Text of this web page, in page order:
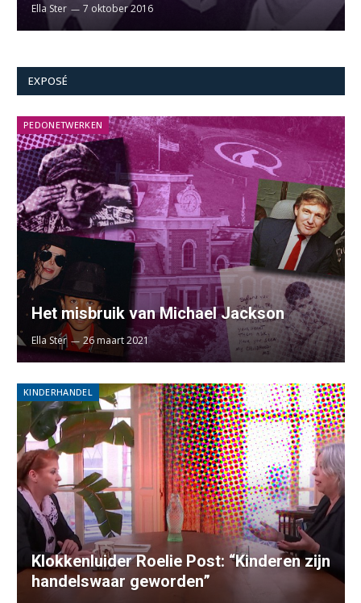
Ella Ster 7 oktober 2016
EXPOSÉ
PEDONETWERKEN
Het misbruik van Michael Jackson
Ella Ster 26 maart 2021
KINDERHANDEL
Klokkenluider Roelie Post: “Kinderen zijn
handelswaar geworden”